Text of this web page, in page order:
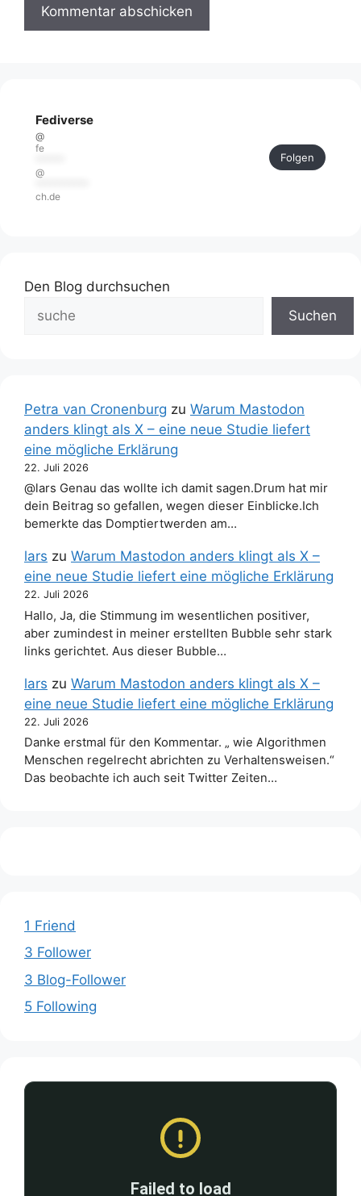
Fediverse
@
fe
@
ch.de
Folgen
Den Blog durchsuchen
Suchen
Petra van Cronenburg zu Warum Mastodon
anders klingt als X – eine neue Studie liefert
eine mögliche Erklärung
22. Juli 2026
@lars Genau das wollte ich damit sagen.Drum hat mir
dein Beitrag so gefallen, wegen dieser Einblicke.Ich
bemerkte das Domptiertwerden am…
lars zu Warum Mastodon anders klingt als X –
eine neue Studie liefert eine mögliche Erklärung
22. Juli 2026
Hallo, Ja, die Stimmung im wesentlichen positiver,
aber zumindest in meiner erstellten Bubble sehr stark
links gerichtet. Aus dieser Bubble…
lars zu Warum Mastodon anders klingt als X –
eine neue Studie liefert eine mögliche Erklärung
22. Juli 2026
Danke erstmal für den Kommentar. „ wie Algorithmen
Menschen regelrecht abrichten zu Verhaltensweisen.“
Das beobachte ich auch seit Twitter Zeiten…
1 Friend
3 Follower
3 Blog-Follower
5 Following